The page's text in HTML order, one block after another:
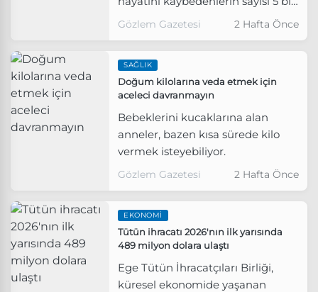
119'a yükseldi.
Gözlem Gazetesi 2 Hafta Önce
SAĞLIK
Doğum kilolarına veda etmek için
aceleci davranmayın
Bebeklerini kucaklarına alan
anneler, bazen kısa sürede kilo
vermek isteyebiliyor.
Gözlem Gazetesi 2 Hafta Önce
EKONOMI
Tütün ihracatı 2026'nın ilk yarısında
489 milyon dolara ulaştı
Ege Tütün İhracatçıları Birliği,
küresel ekonomide yaşanan